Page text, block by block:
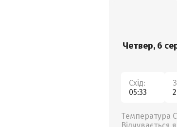
Четвер, 6
Схід:
05:33
Температура